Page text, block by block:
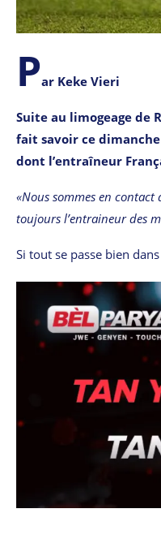
Par Keke Vieri
Suite au limogeage de
fait savoir ce
dont l’entraîneur
«Nous sommes en contact
toujours l’entraineur des
Si tout se passe bien